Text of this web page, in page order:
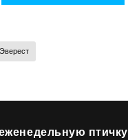
Эверест
птичку